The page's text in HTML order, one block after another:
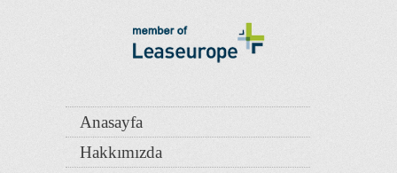
Anasayfa
Hakkımızda